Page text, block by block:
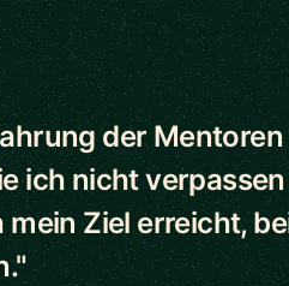
der Mentoren
ich nicht verpassen
Ziel erreicht,